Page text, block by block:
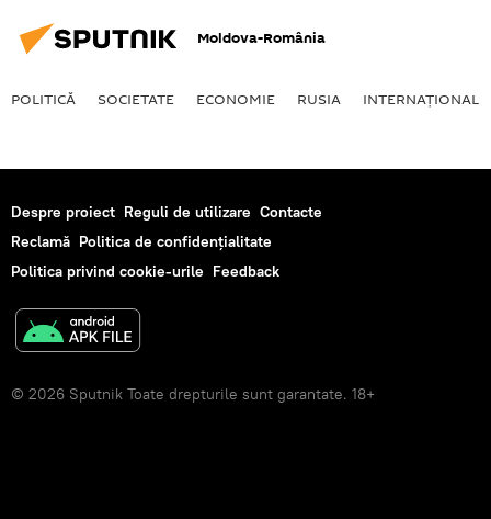
Moldova-România
POLITICĂ SOCIETATE ECONOMIE RUSIA INTERNAŢIONAL
Despre proiect Reguli de utilizare Contacte
Reclamă Politica de confidențialitate
Politica privind cookie-urile Feedback
© 2026 Sputnik Toate drepturile sunt garantate. 18+